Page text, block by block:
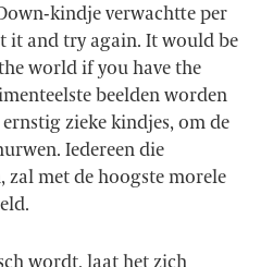
kindje verwachtte per
it and try again. It would be
world if you have the
beelden worden
zieke kindjes, om de
Iedereen die
met de hoogste morele